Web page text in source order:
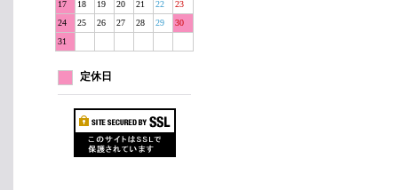
17 18 19 20 21 22
23
24
25 26 27 28 29
30
31
定休日